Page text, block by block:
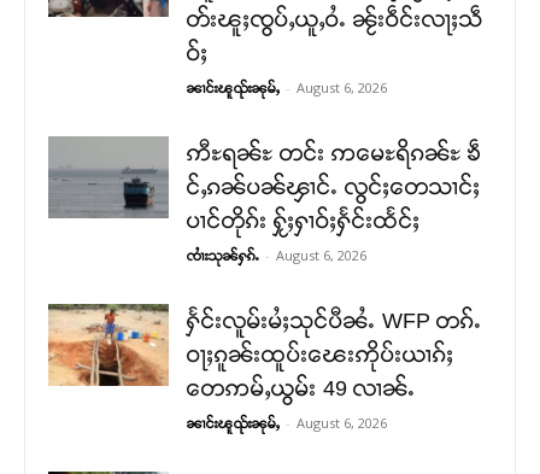
တ်းၽူႈၸွပ်ႇယူႇဝႆႉ ၼႂ်းဝဵင်းလႃႈသဵ
ဝ်ႈ
ၼၢင်းၽူၺ်းၼုမ်ႇ - August 6, 2026
ဢီႊရၼ်ႊ တင်း ဢမေႊရိၵၼ်ႊ ၶဵ
င်ႇၵၼ်ပၼ်ၾၢင်ႉ လွင်ႈတေသၢင်ႈ
ပၢင်တိုၵ်း ႁႂ်ႈႁၢဝ်ႈႁႅင်းထႅင်ႈ
ၸၢႆးသုၼ်ႁၵ်ႉ - August 6, 2026
ႁႅင်းလူမ်းမႆႈသုင်ပီၼႆႉ WFP တၵ်ႉ
ဝႃႈၵူၼ်းထူပ်းၽေးဢိုပ်းယၢၵ်ႈ
တေဢမ်ႇယွမ်း 49 လၢၼ်ႉ
ၼၢင်းၽူၺ်းၼုမ်ႇ - August 6, 2026